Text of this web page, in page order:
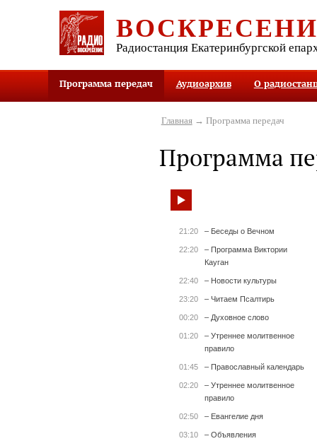
Радиостанция Екатеринбургской
Программа передач Аудиоархив О
Главная→ Программа передач
Программа
21:20 – Беседы о Вечном
22:20
– Программа Виктории
Кауган
22:40 – Новости культуры
23:20 – Читаем Псалтирь
00:20 – Духовное слово
01:20
– Утреннее молитвенное
правило
01:45 – Православный календарь
02:20
– Утреннее молитвенное
правило
02:50 – Евангелие дня
03:10 – Объявления